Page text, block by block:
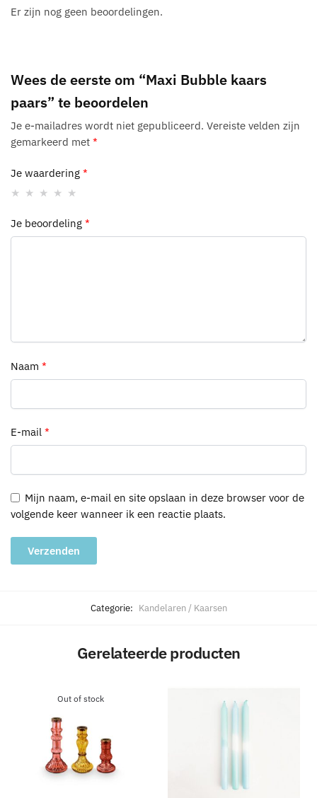
Er zijn nog geen beoordelingen.
Wees de eerste om “Maxi Bubble kaars
paars” te beoordelen
Je e-mailadres wordt niet gepubliceerd. Vereiste velden zijn
gemarkeerd met *
Je waardering *
Je beoordeling *
Naam *
E-mail *
Mijn naam, e-mail en site opslaan in deze browser voor de
volgende keer wanneer ik een reactie plaats.
Categorie: Kandelaren / Kaarsen
Gerelateerde producten
Out of stock